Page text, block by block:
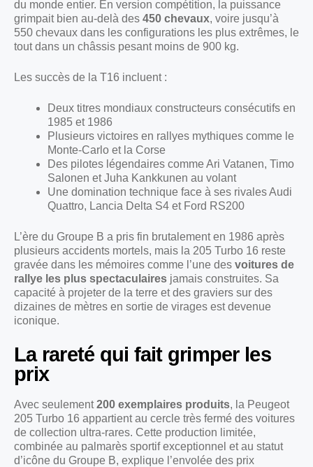
du monde entier. En version compétition, la puissance
grimpait bien au-delà des 450 chevaux, voire jusqu’à
550 chevaux dans les configurations les plus extrêmes, le
tout dans un châssis pesant moins de 900 kg.
Les succès de la T16 incluent :
Deux titres mondiaux constructeurs consécutifs en
1985 et 1986
Plusieurs victoires en rallyes mythiques comme le
Monte-Carlo et la Corse
Des pilotes légendaires comme Ari Vatanen, Timo
Salonen et Juha Kankkunen au volant
Une domination technique face à ses rivales Audi
Quattro, Lancia Delta S4 et Ford RS200
L’ère du Groupe B a pris fin brutalement en 1986 après
plusieurs accidents mortels, mais la 205 Turbo 16 reste
gravée dans les mémoires comme l’une des voitures de
rallye les plus spectaculaires jamais construites. Sa
capacité à projeter de la terre et des graviers sur des
dizaines de mètres en sortie de virages est devenue
iconique.
La rareté qui fait grimper les
prix
Avec seulement200 exemplaires produits, la Peugeot
205 Turbo 16 appartient au cercle très fermé des voitures
de collection ultra-rares. Cette production limitée,
combinée au palmarès sportif exceptionnel et au statut
d’icône du Groupe B, explique l’envolée des prix